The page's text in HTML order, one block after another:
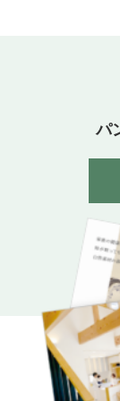
パ